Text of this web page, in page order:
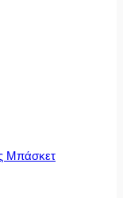
Μπάσκετ